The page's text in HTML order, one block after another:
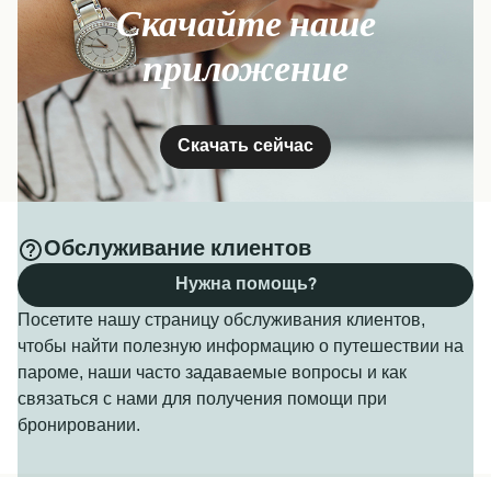
Скачайте наше
приложение
Скачать сейчас
Обслуживание клиентов
Посетите нашу страницу обслуживания клиентов,
чтобы найти полезную информацию о путешествии на
пароме, наши часто задаваемые вопросы и как
связаться с нами для получения помощи при
бронировании.
Нужна помощь?